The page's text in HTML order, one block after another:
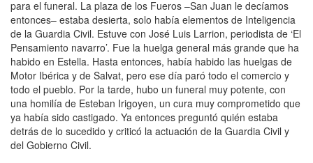
para el funeral. La plaza de los Fueros –San Juan le decíamos
entonces– estaba desierta, solo había elementos de Inteligencia
de la Guardia Civil. Estuve con José Luis Larrion, periodista de ‘El
Pensamiento navarro’. Fue la huelga general más grande que ha
habido en Estella. Hasta entonces, había habido las huelgas de
Motor Ibérica y de Salvat, pero ese día paró todo el comercio y
todo el pueblo. Por la tarde, hubo un funeral muy potente, con
una homilía de Esteban Irigoyen, un cura muy comprometido que
ya había sido castigado. Ya entonces preguntó quién estaba
detrás de lo sucedido y criticó la actuación de la Guardia Civil y
del Gobierno Civil.